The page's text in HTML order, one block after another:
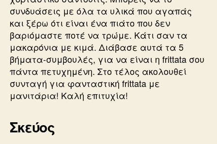
συνδυάσεις με όλα τα υλικά που αγαπάς
και ξέρω ότι είναι ένα πιάτο που δεν
βαριόμαστε ποτέ να τρώμε. Κάτι σαν τα
μακαρόνια με κιμά. Διάβασε αυτά τα 5
βήματα-συμβουλές, για να είναι η frittata σου
πάντα πετυχημένη. Στο τέλος ακολουθεί
συνταγή για φανταστική frittata με
μανιτάρια! Καλή επιτυχία!
Σκεύος